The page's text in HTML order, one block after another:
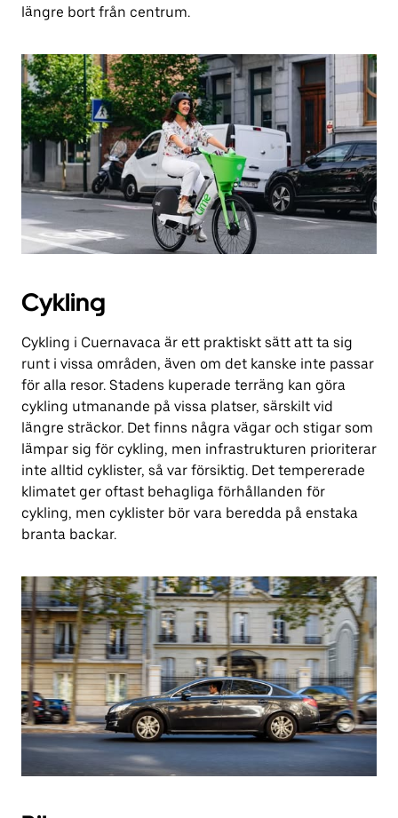
längre bort från centrum.
Cykling
Cykling i Cuernavaca är ett praktiskt sätt att ta sig
runt i vissa områden, även om det kanske inte passar
för alla resor. Stadens kuperade terräng kan göra
cykling utmanande på vissa platser, särskilt vid
längre sträckor. Det finns några vägar och stigar som
lämpar sig för cykling, men infrastrukturen prioriterar
inte alltid cyklister, så var försiktig. Det tempererade
klimatet ger oftast behagliga förhållanden för
cykling, men cyklister bör vara beredda på enstaka
branta backar.